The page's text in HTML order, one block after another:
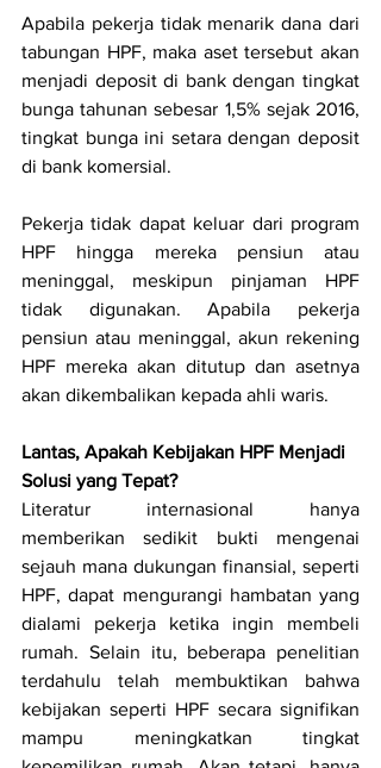
Apabila pekerja tidak menarik dana dari
tabungan HPF, maka aset tersebut akan
menjadi deposit di bank dengan tingkat
bunga tahunan sebesar 1,5% sejak 2016,
tingkat bunga ini setara dengan deposit
di bank komersial.
Pekerja tidak dapat keluar dari program
HPF hingga mereka pensiun atau
meninggal, meskipun pinjaman HPF
tidak digunakan. Apabila pekerja
pensiun atau meninggal, akun rekening
HPF mereka akan ditutup dan asetnya
akan dikembalikan kepada ahli waris.
Lantas, Apakah Kebijakan HPF Menjadi
Solusi yang Tepat?
Literatur internasional hanya
memberikan sedikit bukti mengenai
sejauh mana dukungan finansial, seperti
HPF, dapat mengurangi hambatan yang
dialami pekerja ketika ingin membeli
rumah. Selain itu, beberapa penelitian
terdahulu telah membuktikan bahwa
kebijakan seperti HPF secara signifikan
mampu meningkatkan tingkat